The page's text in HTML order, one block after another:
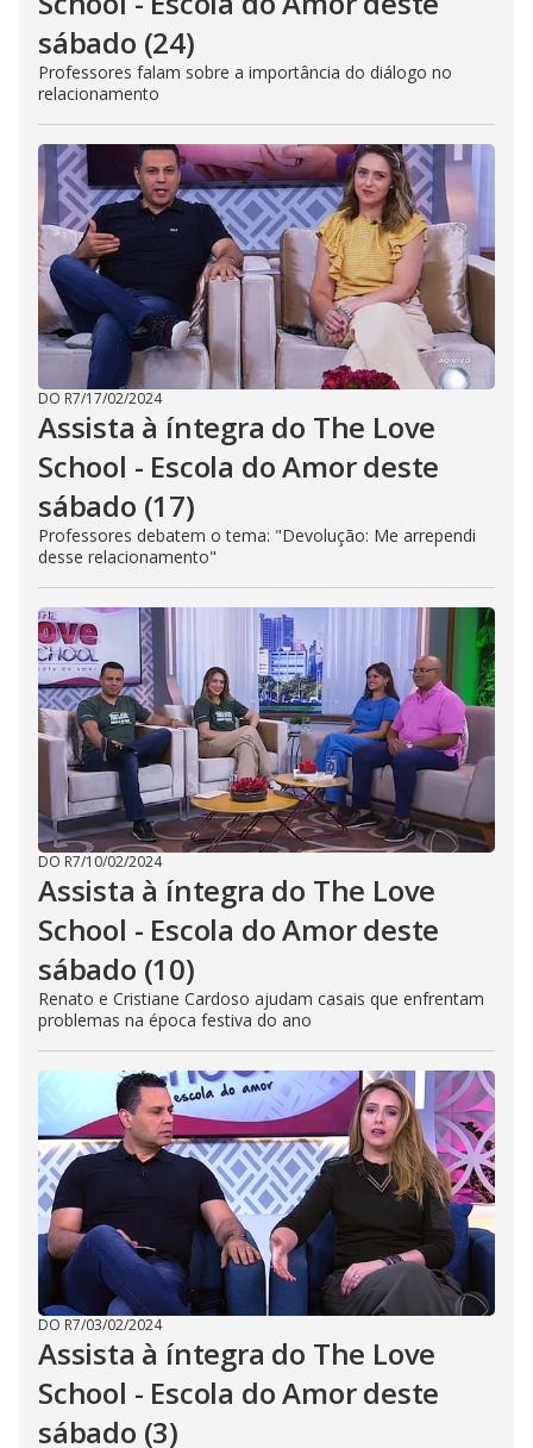
sábado (24)
Professores falam sobre a importância do diálogo no
relacionamento
DO R7/17/02/2024
Assista à íntegra do The Love
School - Escola do Amor deste
sábado (17)
Professores debatem o tema: "Devolução: Me arrependi
desse relacionamento"
DO R7/10/02/2024
Assista à íntegra do The Love
School - Escola do Amor deste
sábado (10)
Renato e Cristiane Cardoso ajudam casais que enfrentam
problemas na época festiva do ano
DO R7/03/02/2024
Assista à íntegra do The Love
School - Escola do Amor deste
sábado (3)